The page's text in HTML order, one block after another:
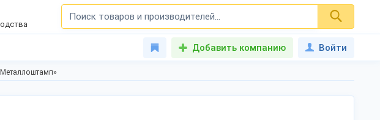
Добавить компанию Войти